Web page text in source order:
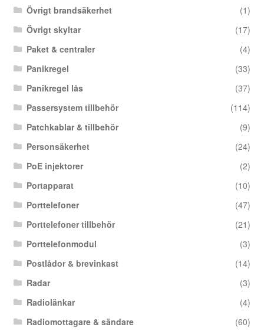
Övrigt brandsäkerhet
(1)
Övrigt skyltar
(17)
Paket & centraler
(4)
Panikregel
(33)
Panikregel lås
(37)
Passersystem tillbehör
(114)
Patchkablar & tillbehör
(9)
Personsäkerhet
(24)
PoE injektorer
(2)
Portapparat
(10)
Porttelefoner
(47)
Porttelefoner tillbehör
(21)
Porttelefonmodul
(3)
Postlådor & brevinkast
(14)
Radar
(3)
Radiolänkar
(4)
Radiomottagare & sändare
(60)